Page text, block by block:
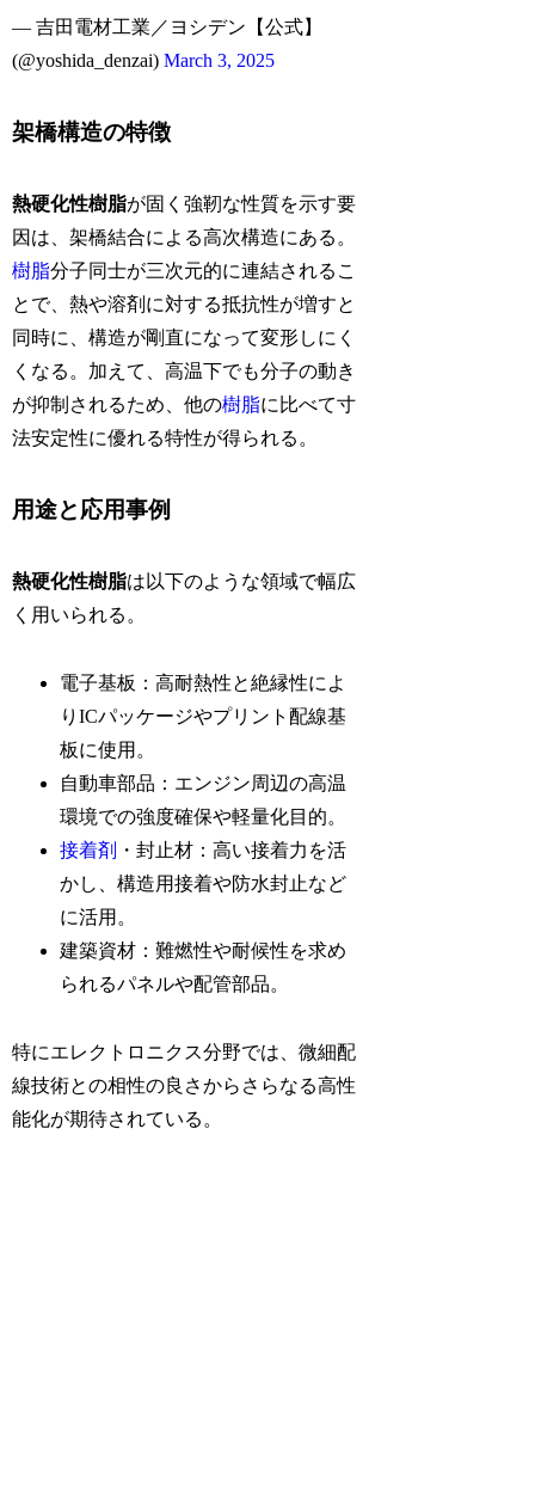
— 吉田電材工業／ヨシデン【公式】
(@yoshida_denzai)March 3, 2025
架橋構造の特徴
熱硬化性樹脂が固く強靭な性質を示す要
因は、架橋結合による高次構造にある。
樹脂分子同士が三次元的に連結されるこ
とで、熱や溶剤に対する抵抗性が増すと
同時に、構造が剛直になって変形しにく
くなる。加えて、高温下でも分子の動き
が抑制されるため、他の樹脂に比べて寸
法安定性に優れる特性が得られる。
用途と応用事例
熱硬化性樹脂は以下のような領域で幅広
く用いられる。
電子基板：高耐熱性と絶縁性によ
りICパッケージやプリント配線基
板に使用。
自動車部品：エンジン周辺の高温
環境での強度確保や軽量化目的。
接着剤 ・封止材：高い接着力を活
かし、構造用接着や防水封止など
に活用。
建築資材：難燃性や耐候性を求め
られるパネルや配管部品。
特にエレクトロニクス分野では、微細配
線技術との相性の良さからさらなる高性
能化が期待されている。